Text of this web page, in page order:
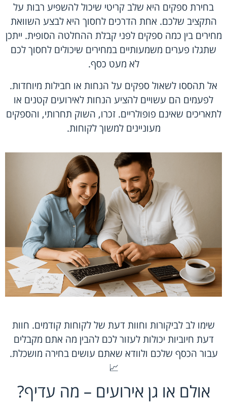
בחירת ספקים היא שלב קריטי שיכול להשפיע רבות על
התקציב שלכם. אחת הדרכים לחסוך היא לבצע השוואת
מחירים בין כמה ספקים לפני קבלת ההחלטה הסופית. ייתכן
שתגלו פערים משמעותיים במחירים שיכולים לחסוך לכם
לא מעט כסף.
אל תהססו לשאול ספקים על הנחות או חבילות מיוחדות.
לפעמים הם עשויים להציע הנחות לאירועים קטנים או
לתאריכים שאינם פופולריים. זכרו, השוק תחרותי, והספקים
מעוניינים למשוך לקוחות.
שימו לב לביקורות וחוות דעת של לקוחות קודמים. חוות
דעת חיוביות יכולות לעזור לכם להבין מה אתם מקבלים
עבור הכסף שלכם ולוודא שאתם עושים בחירה מושכלת.
📈
אולם או גן אירועים – מה עדיף?